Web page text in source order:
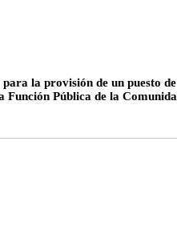
la provisión de un puesto
Pública de la